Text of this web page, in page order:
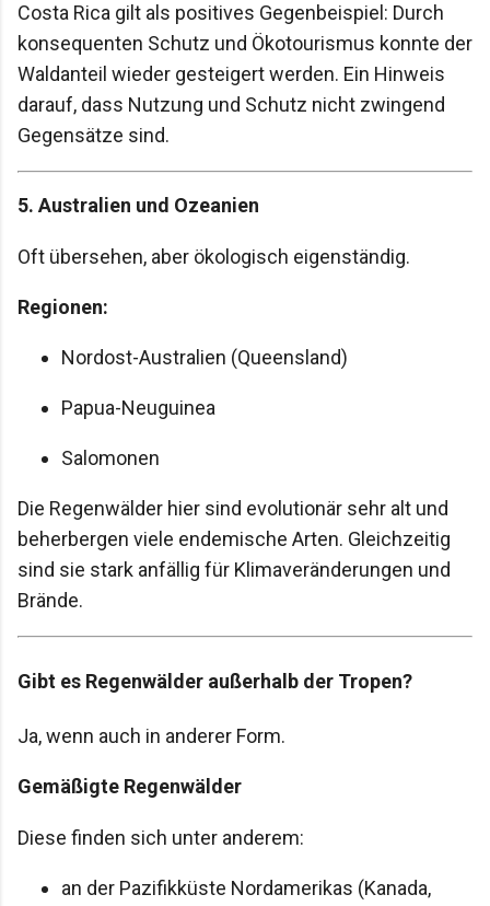
Costa Rica gilt als positives Gegenbeispiel: Durch
konsequenten Schutz und Ökotourismus konnte der
Waldanteil wieder gesteigert werden. Ein Hinweis
darauf, dass Nutzung und Schutz nicht zwingend
Gegensätze sind.
5. Australien und Ozeanien
Oft übersehen, aber ökologisch eigenständig.
Regionen:
Nordost-Australien (Queensland)
Papua-Neuguinea
Salomonen
Die Regenwälder hier sind evolutionär sehr alt und
beherbergen viele endemische Arten. Gleichzeitig
sind sie stark anfällig für Klimaveränderungen und
Brände.
Gibt es Regenwälder außerhalb der Tropen?
Ja, wenn auch in anderer Form.
Gemäßigte Regenwälder
Diese finden sich unter anderem:
an der Pazifikküste Nordamerikas (Kanada,